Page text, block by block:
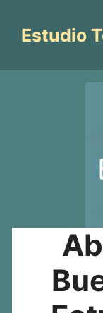
contenido
Estudio